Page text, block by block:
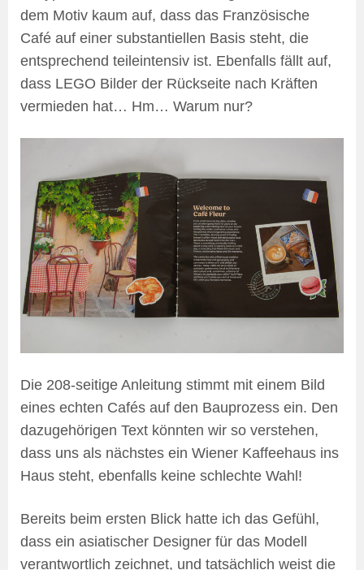
dem Motiv kaum auf, dass das Französische
Café auf einer substantiellen Basis steht, die
entsprechend teileintensiv ist. Ebenfalls fällt auf,
dass LEGO Bilder der Rückseite nach Kräften
vermieden hat… Hm… Warum nur?
Die 208-seitige Anleitung stimmt mit einem Bild
eines echten Cafés auf den Bauprozess ein. Den
dazugehörigen Text könnten wir so verstehen,
dass uns als nächstes ein Wiener Kaffeehaus ins
Haus steht, ebenfalls keine schlechte Wahl!
Bereits beim ersten Blick hatte ich das Gefühl,
dass ein asiatischer Designer für das Modell
verantwortlich zeichnet, und tatsächlich weist die